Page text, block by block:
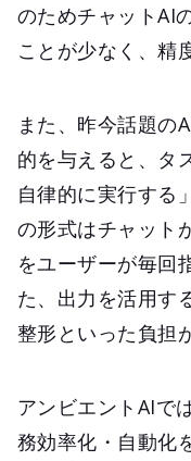
のためチャットAI
ことが少なく、精
また、昨今話題の
的を与えると、タ
自律的に実行する
の形式はチャット
をユーザーが毎回
た、出力を活用す
整形といった負担
アンビエントAIで
務効率化・自動化